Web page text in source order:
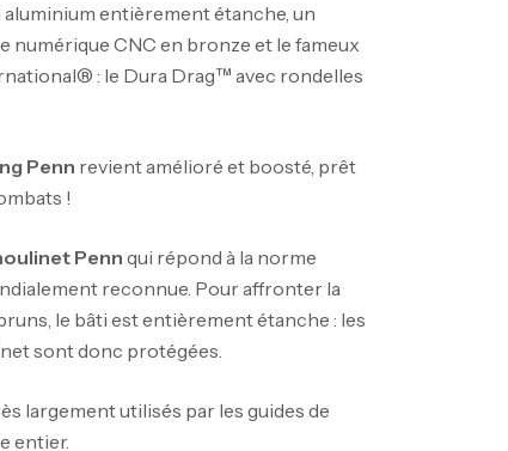
aluminium entièrement étanche, un
numérique CNC en bronze et le fameux
: le Dura Drag™ avec rondelles
Penn revient amélioré et boosté, prêt
!
Penn qui répond à la norme
reconnue. Pour affronter la
le bâti est entièrement étanche : les
sont donc protégées.
largement utilisés par les guides de
entier.